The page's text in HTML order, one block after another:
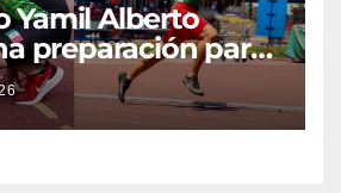
Yamil Alberto
preparación para
el Mundial
Atletismo en Corea